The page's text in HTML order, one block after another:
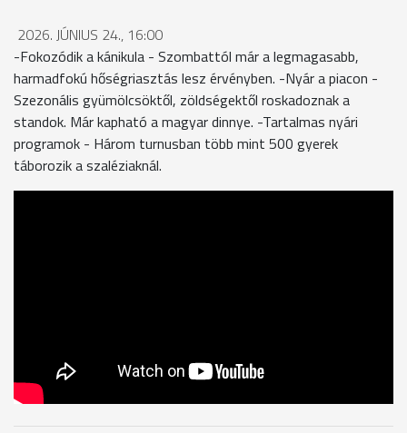
2026. JÚNIUS 24., 16:00
-Fokozódik a kánikula - Szombattól már a legmagasabb,
harmadfokú hőségriasztás lesz érvényben. -Nyár a piacon -
Szezonális gyümölcsöktől, zöldségektől roskadoznak a
standok. Már kapható a magyar dinnye. -Tartalmas nyári
programok - Három turnusban több mint 500 gyerek
táborozik a szaléziaknál.